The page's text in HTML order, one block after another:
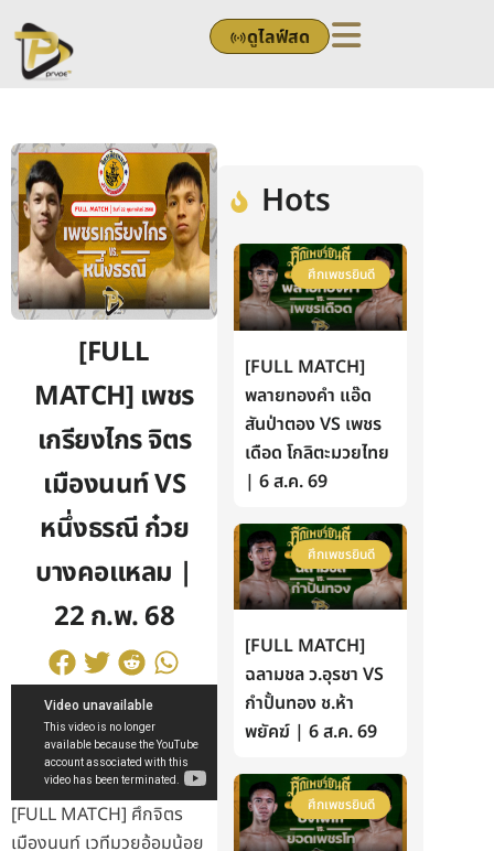
to
content
ดูไลฟ์สด
[FULL
MATCH] เพชร
เกรียงไกร จิตร
เมืองนนท์ VS
หนึ่งธรณี ก๋วย
บางคอแหลม |
22 ก.พ. 68
[FULL MATCH] ศึกจิตร
เมืองนนท์ เวทีมวยอ้อมน้อย
Hots
ศึกเพชรยินดี
[FULL MATCH]
พลายทองคำ แอ๊ด
สันป่าตอง VS เพชร
เดือด โกลิตะมวยไทย
| 6 ส.ค. 69
ศึกเพชรยินดี
[FULL MATCH]
ฉลามชล ว.อุรชา VS
กำปั้นทอง ช.ห้า
พยัคฆ์ | 6 ส.ค. 69
ศึกเพชรยินดี